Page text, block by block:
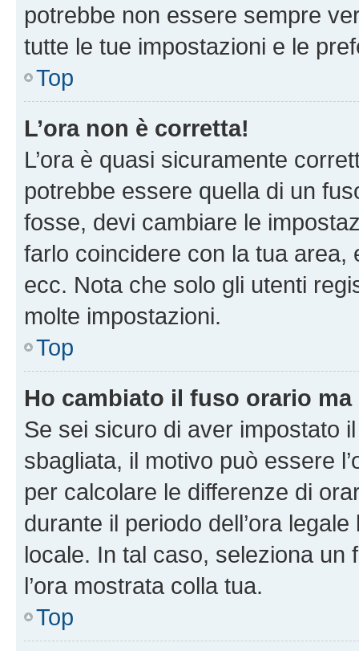
potrebbe non essere sempre
tutte le tue impostazioni e le
Top
L’ora non è corretta!
L’ora è quasi sicuramente
potrebbe essere quella di un
fosse, devi cambiare le
farlo coincidere con la tua area,
ecc. Nota che solo gli utenti
molte impostazioni.
Top
Ho cambiato il fuso orario ma
Se sei sicuro di aver impostato
sbagliata, il motivo può essere
per calcolare le differenze di
durante il periodo dell’ora
locale. In tal caso, seleziona
l’ora mostrata colla tua.
Top